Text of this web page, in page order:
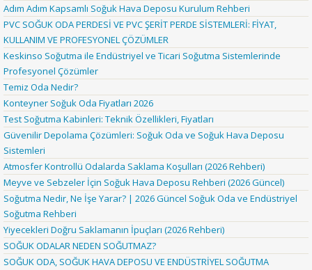
Adım Adım Kapsamlı Soğuk Hava Deposu Kurulum Rehberi
PVC SOĞUK ODA PERDESİ VE PVC ŞERİT PERDE SİSTEMLERİ: FİYAT,
KULLANIM VE PROFESYONEL ÇÖZÜMLER
Keskinso Soğutma ile Endüstriyel ve Ticari Soğutma Sistemlerinde
Profesyonel Çözümler
Temiz Oda Nedir?
Konteyner Soğuk Oda Fiyatları 2026
Test Soğutma Kabinleri: Teknik Özellikleri, Fiyatları
Güvenilir Depolama Çözümleri: Soğuk Oda ve Soğuk Hava Deposu
Sistemleri
Atmosfer Kontrollü Odalarda Saklama Koşulları (2026 Rehberi)
Meyve ve Sebzeler İçin Soğuk Hava Deposu Rehberi (2026 Güncel)
Soğutma Nedir, Ne İşe Yarar? | 2026 Güncel Soğuk Oda ve Endüstriyel
Soğutma Rehberi
Yiyecekleri Doğru Saklamanın İpuçları (2026 Rehberi)
SOĞUK ODALAR NEDEN SOĞUTMAZ?
SOĞUK ODA, SOĞUK HAVA DEPOSU VE ENDÜSTRİYEL SOĞUTMA